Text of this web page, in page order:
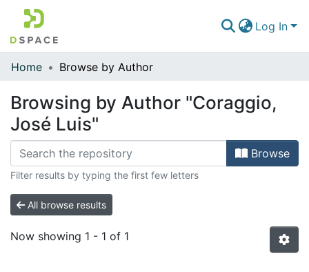
Log In
Communities & Collections
All of DSpace
Home Browse by Author
Browsing by Author "Coraggio,
José Luis"
Browse
Filter results by typing the first few letters
All browse results
Now showing 1 - 1 of 1